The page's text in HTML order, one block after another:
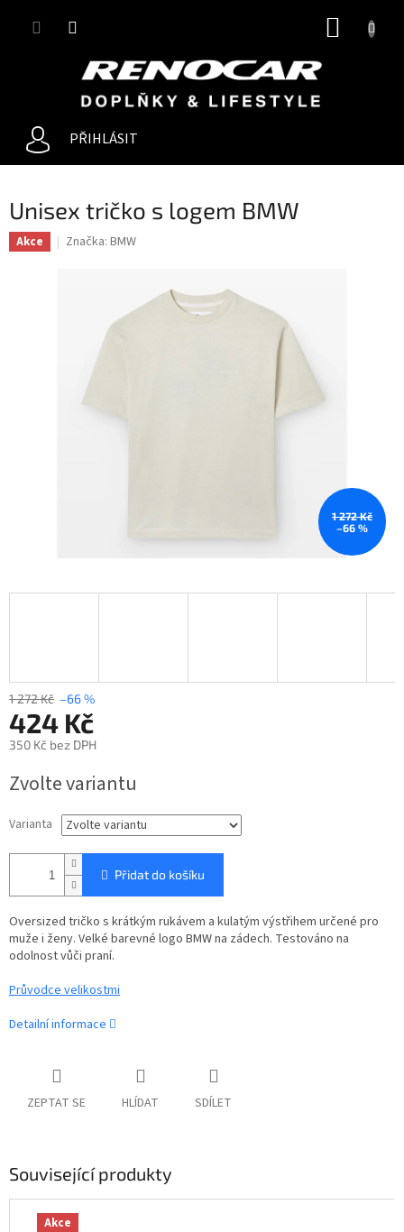
PŘIHLÁSIT
Unisex tričko s logem BMW
Akce Značka: BMW
1 272 Kč
–66 %
1 272 Kč –66 %
424 Kč
350 Kč bez DPH
cena:
Zvolte variantu
Varianta
Přidat do košíku
Oversized tričko s krátkým rukávem a kulatým výstřihem určené pro
muže i ženy. Velké barevné logo BMW na zádech. Testováno na
odolnost vůči praní.
Průvodce velikostmi
Detailní informace
ZEPTAT SE HLÍDAT SDÍLET
Související produkty
Akce